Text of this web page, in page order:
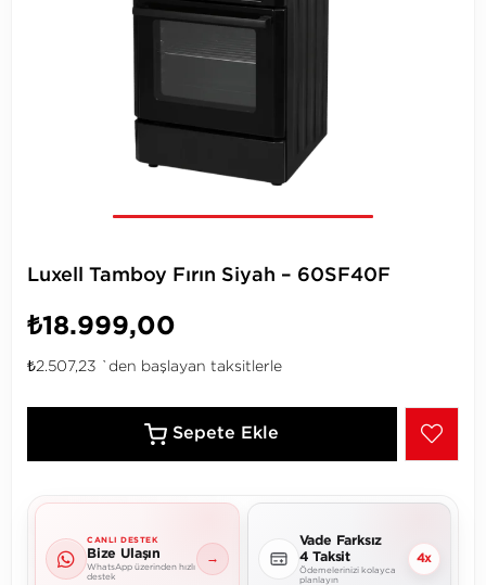
Luxell Tamboy Fırın Siyah – 60SF40F
₺18.999,00
₺2.507,23 `den başlayan taksitlerle
CANLI DESTEK
Bize Ulaşın
WhatsApp üzerinden hızlı
destek
→
Vade Farksız
4 Taksit
Ödemelerinizi kolayca
planlayın
4x